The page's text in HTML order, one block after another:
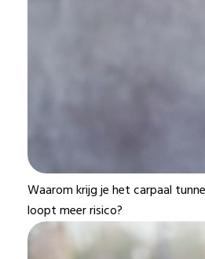
Waarom krijg je het carpaal
loopt meer risico?